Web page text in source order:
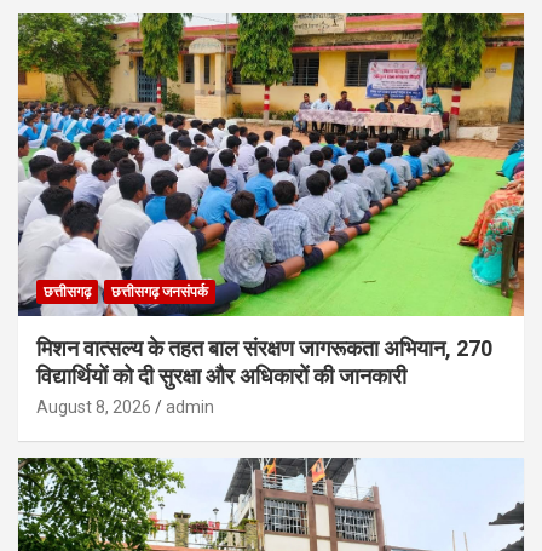
छत्तीसगढ़ छत्तीसगढ़ जनसंपर्क
मिशन वात्सल्य के तहत बाल संरक्षण जागरूकता अभियान, 270
विद्यार्थियों को दी सुरक्षा और अधिकारों की जानकारी
August 8, 2026 admin